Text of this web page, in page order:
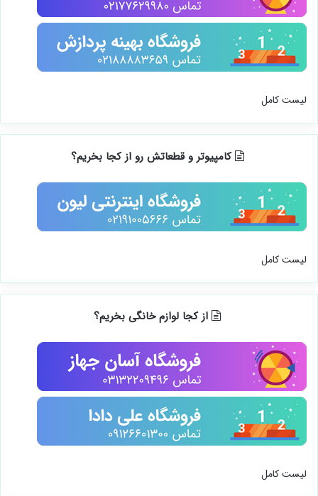
لیست کامل
کامپیوتر و قطعاتش رو از کجا بخریم؟
لیست کامل
از کجا لوازم خانگی بخریم؟
لیست کامل